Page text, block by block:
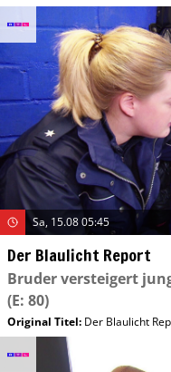
Sa, 15.08 05:45
Der Blaulicht Report
Bruder versteigert
(E: 80)
Original Titel: Der Blaulicht